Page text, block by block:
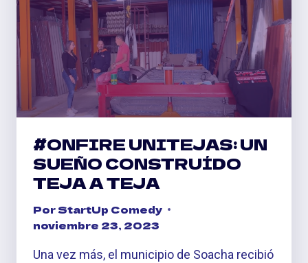
#ONFIRE UNITEJAS: UN
SUEÑO CONSTRUÍDO
TEJA A TEJA
PorStartUp Comedy
noviembre 23, 2023
Una vez más, el municipio de Soacha recibió